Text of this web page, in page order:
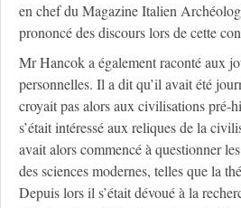
en chef du Magazine Italien
prononcé des discours lors de cette
Mr Hancok a également raconté aux
personnelles. Il a dit qu’il avait été
croyait pas alors aux civilisations pré-
s’était intéressé aux reliques de la
avait alors commencé à questionner
des sciences modernes, telles que la
Depuis lors il s’était dévoué à la